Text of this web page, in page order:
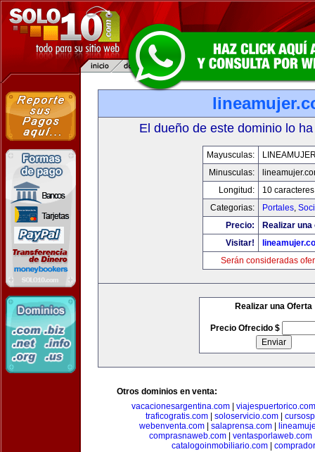
El dueño de este dominio lo
Mayusculas:
Minusculas:
Longitud:
10 caracteres
Categorias:
Portales,
Precio:
Realizar
Visitar!
Serán consideradas
Realizar una Oferta
Precio Ofrecido $
Otros dominios en venta:
vacacionesargentina.com
viajespuertorico.com
traficogratis.com| soloservicio.com|
webenventa.com
salaprensa.com
comprasnaweb.com
ventasporlaweb.com
catalogoinmobiliario.com|